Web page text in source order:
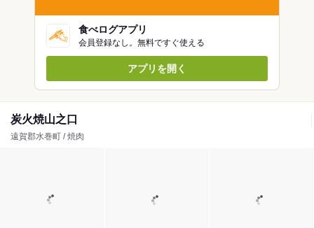
食べログアプリ
会員登録なし。無料ですぐ使える
アプリを開く
炭火焼山之口
遠賀郡水巻町 / 焼肉